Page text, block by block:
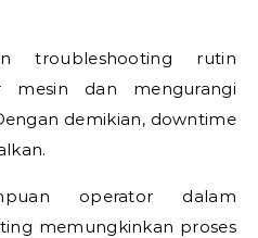
troubleshooting rutin
mesin dan mengurangi
demikian, downtime
operator dalam
memungkinkan proses